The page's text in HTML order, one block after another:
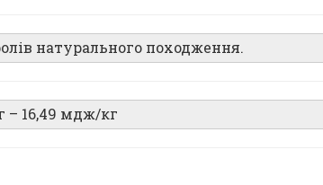
натурального походження.
– 16,49 мдж/кг